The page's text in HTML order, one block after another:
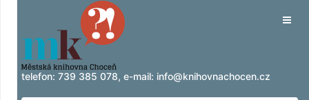
Přeskočit na obsah
telefon: 739 385 078, e-mail: info@knihovnachocen.cz